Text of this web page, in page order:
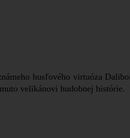
husľového virtuóza
velikánovi hudobnej histórie.